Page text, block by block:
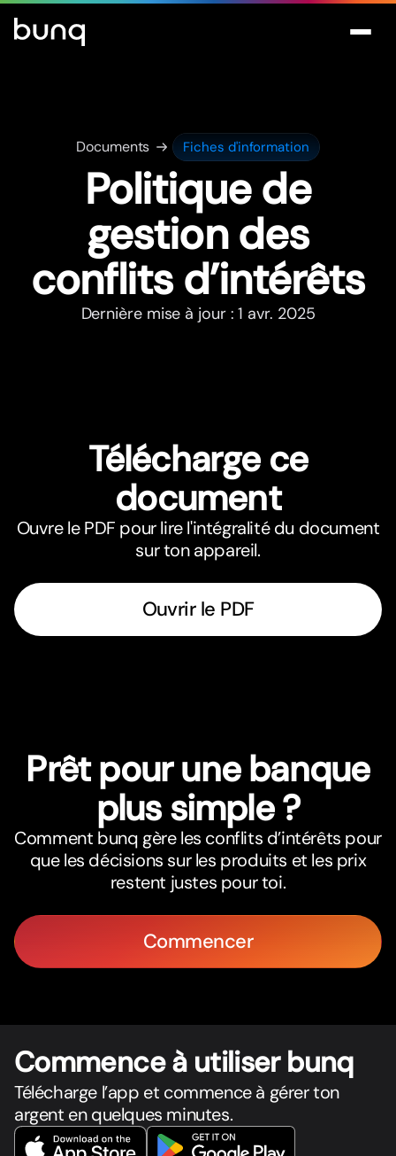
Documents Fiches d'information
Politique de
gestion des
conflits d’intérêts
Dernière mise à jour : 1 avr. 2025
Télécharge ce
document
Ouvre le PDF pour lire l'intégralité du document
sur ton appareil.
Ouvrir le PDF
Prêt pour une banque
plus simple ?
Comment bunq gère les conflits d’intérêts pour
que les décisions sur les produits et les prix
restent justes pour toi.
Commencer
Commence à utiliser bunq
Télécharge l’app et commence à gérer ton
argent en quelques minutes.